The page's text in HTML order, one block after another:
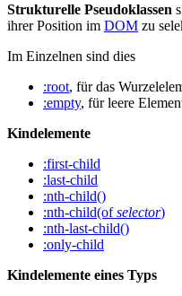
Strukturelle Pseudoklassen
ihrer Position im DOM zu
Im Einzelnen sind dies
:root, für das
:empty, für leere
Kindelemente
:first-child
:last-child
:nth-child()
:nth-child(ofselector)
:nth-last-child()
:only-child
Kindelemente eines Typs